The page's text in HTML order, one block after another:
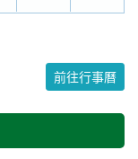
前往行事曆